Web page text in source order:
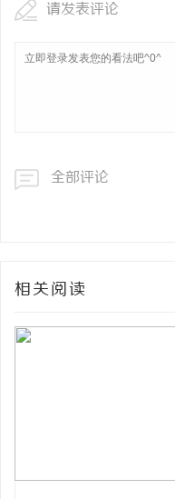
请发表评论
全部评论
相关阅读